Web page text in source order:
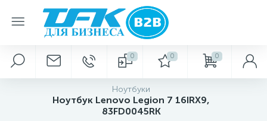
0 0 0
Ноутбуки
Ноутбук Lenovo Legion 7 16IRX9,
83FD0045RK